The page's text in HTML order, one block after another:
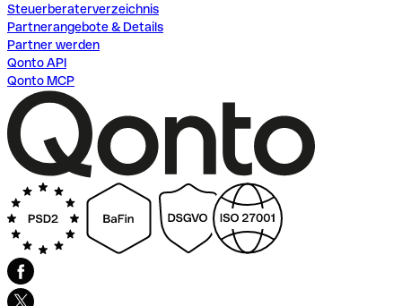
Steuerberaterverzeichnis
Partnerangebote & Details
Partner werden
Qonto API
Qonto MCP